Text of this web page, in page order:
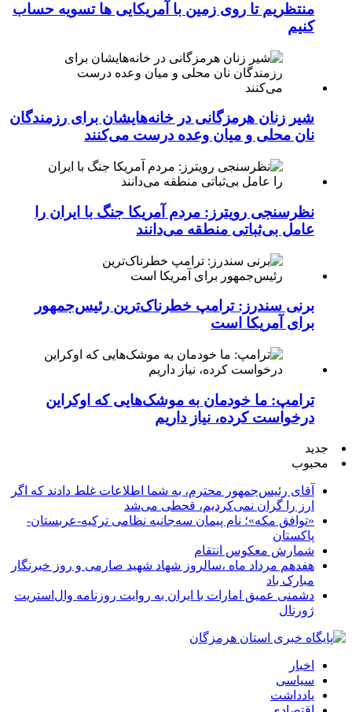
منتظریم تا روی زمین با آمریکایی ها تسویه حساب
کنیم
شیر زنان هرمزگانی در خانه‌هایشان برای رزمندگان
نان محلی و میان وعده درست می‌کنند
نظرسنجی رویترز: مردم آمریکا جنگ با ایران را
عامل بی‌ثباتی منطقه می‌دانند
برنی سندرز: ترامپ خطرناک‌ترین رئیس‌جمهور
برای آمریکا است
ترامپ: ما خودمان به موشک‌هایی که اوکراین
درخواست کرده، نیاز داریم
جدید
محبوب
آقای رئیس‌جمهور محترم، به شما اطلاعات غلط دادند که اگر
ارز را گران نمی‌کردیم، قحطی می‌شد
«توافق مکه»؛ نام پیمان سه‌جانبه نظامی ترکیه-عربستان-
پاکستان
شمارش معکوس انتقام
هفدهم مرداد ماه ،سالروز شهاد شهید صارمی و روز خبرنگار
مبارک باد
دشمنی عمیق امارات با ایران به روایت روزنامه وال‌استریت
ژورنال
اخبار
سیاسی
یادداشت